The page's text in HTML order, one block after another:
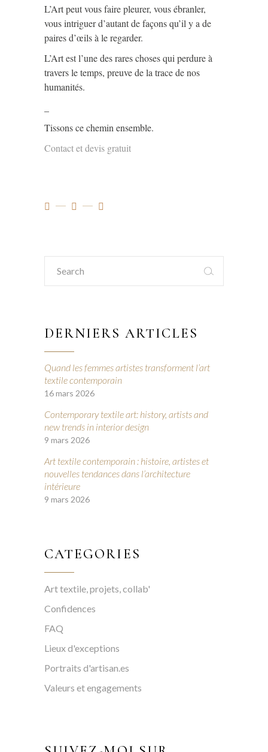
L’Art peut vous faire pleurer, vous ébranler,
vous intriguer d’autant de façons qu’il y a de
paires d’œils à le regarder.
L’Art est l’une des rares choses qui perdure à
travers le temps, preuve de la trace de nos
humanités.
Tissons ce chemin ensemble.
Contact et devis gratuit
Search
for:
DERNIERS ARTICLES
Quand les femmes artistes transforment l’art
textile contemporain
16 mars 2026
Contemporary textile art: history, artists and
new trends in interior design
9 mars 2026
Art textile contemporain : histoire, artistes et
nouvelles tendances dans l’architecture
intérieure
9 mars 2026
CATEGORIES
Art textile, projets, collab'
Confidences
FAQ
Lieux d'exceptions
Portraits d'artisan.es
Valeurs et engagements